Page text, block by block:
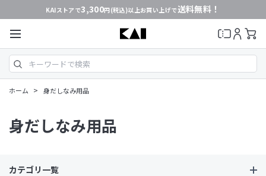
KAIストアで3,300円(税込)以上お買い上げで送料無料！
ホーム > 身だしなみ用品
身だしなみ用品
カテゴリ一覧